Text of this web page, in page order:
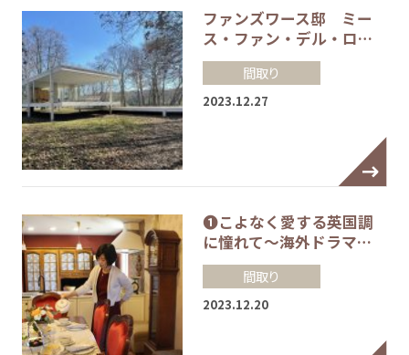
ファンズワース邸 ミー
ス・ファン・デル・ロ…
間取り
2023.12.27
❶こよなく愛する英国調
に憧れて～海外ドラマ…
間取り
2023.12.20